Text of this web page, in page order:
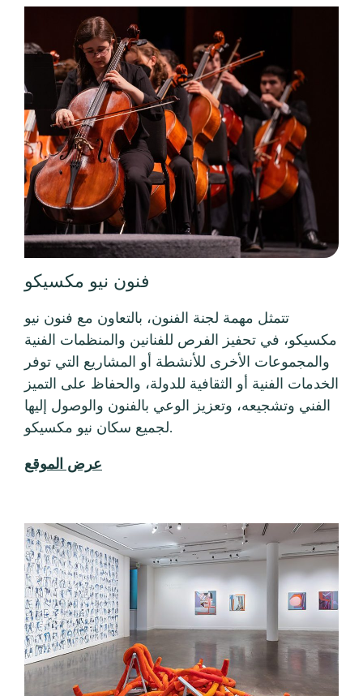
فنون نيو مكسيكو
تتمثل مهمة لجنة الفنون، بالتعاون مع فنون نيو
مكسيكو، في تحفيز الفرص للفنانين والمنظمات الفنية
والمجموعات الأخرى للأنشطة أو المشاريع التي توفر
الخدمات الفنية أو الثقافية للدولة، والحفاظ على التميز
الفني وتشجيعه، وتعزيز الوعي بالفنون والوصول إليها
لجميع سكان نيو مكسيكو.
عرض الموقع
لجنة الفنون في ولاية أوريغون